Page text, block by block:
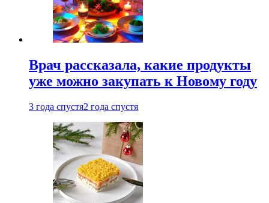
Врач рассказала, какие продукты
уже можно закупать к Новому году
3 года спустя2 года спустя